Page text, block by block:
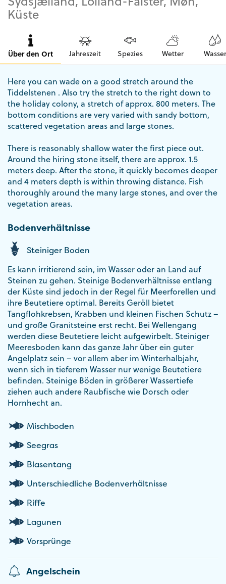
Küste
Über den Ort Jahreszeit Spezies Wetter Wasser
Here you can wade on a good stretch around the
Tiddelstenen . Also try the stretch to the right down to
the holiday colony, a stretch of approx. 800 meters. The
bottom conditions are very varied with sandy bottom,
scattered vegetation areas and large stones.
There is reasonably shallow water the first piece out.
Around the hiring stone itself, there are approx. 1.5
meters deep. After the stone, it quickly becomes deeper
and 4 meters depth is within throwing distance. Fish
thoroughly around the many large stones, and over the
vegetation areas.
Bodenverhältnisse
Steiniger Boden
Es kann irritierend sein, im Wasser oder an Land auf
Steinen zu gehen. Steinige Bodenverhältnisse entlang
der Küste sind jedoch in der Regel für Meerforellen und
ihre Beutetiere optimal. Bereits Geröll bietet
Tangflohkrebsen, Krabben und kleinen Fischen Schutz –
und große Granitsteine erst recht. Bei Wellengang
werden diese Beutetiere leicht aufgewirbelt. Steiniger
Meeresboden kann das ganze Jahr über ein guter
Angelplatz sein – vor allem aber im Winterhalbjahr,
wenn sich in tieferem Wasser nur wenige Beutetiere
befinden. Steinige Böden in größerer Wassertiefe
ziehen auch andere Raubfische wie Dorsch oder
Hornhecht an.
Mischboden
Seegras
Blasentang
Unterschiedliche Bodenverhältnisse
Riffe
Lagunen
Vorsprünge
Angelschein